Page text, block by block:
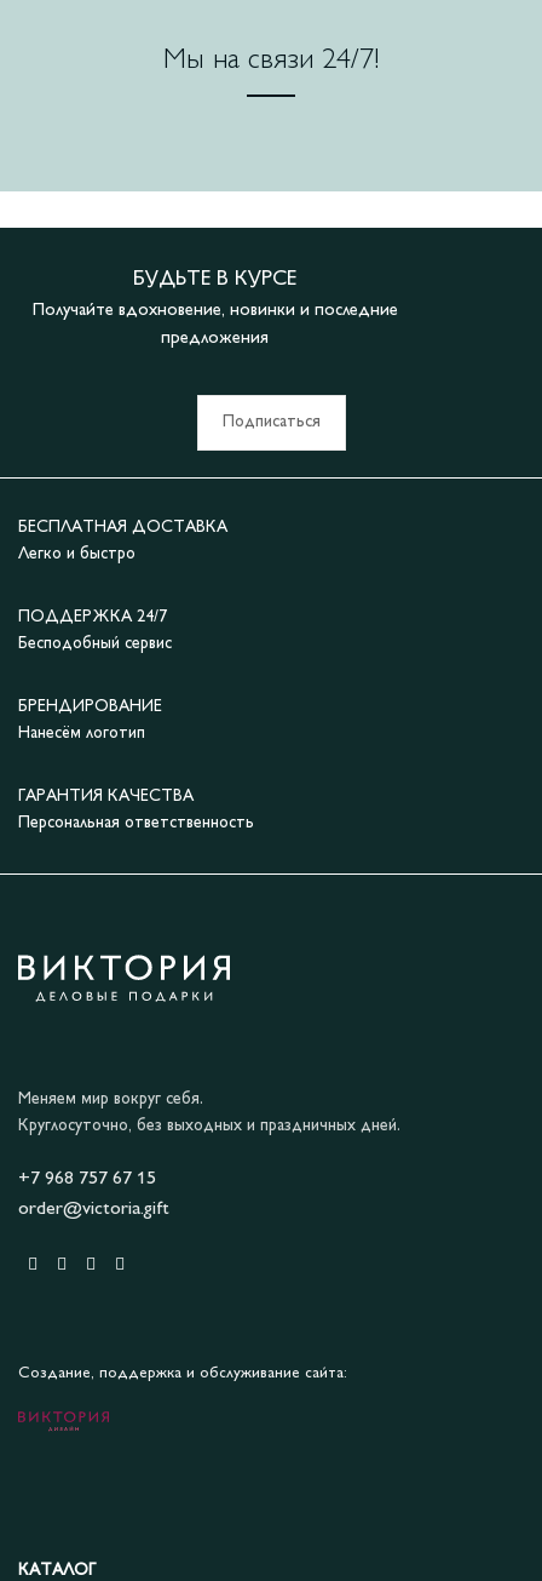
Мы на связи 24/7!
БУДЬТЕ В КУРСЕ
Получайте вдохновение, новинки и последние
предложения
Подписаться
БЕСПЛАТНАЯ ДОСТАВКА
Легко и быстро
ПОДДЕРЖКА 24/7
Бесподобный сервис
БРЕНДИРОВАНИЕ
Нанесём логотип
ГАРАНТИЯ КАЧЕСТВА
Персональная ответственность
Меняем мир вокруг себя.
Круглосуточно, без выходных и праздничных дней.
+7 968 757 67 15
order@victoria.gift
Создание, поддержка и обслуживание сайта:
КАТАЛОГ